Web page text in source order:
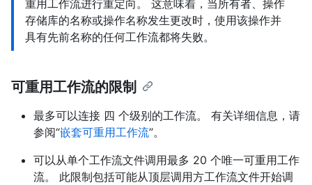
重用工作流进行重定向。 这意味着，当所有者、操作
存储库的名称或操作名称发生更改时，使用该操作并
具有先前名称的任何工作流都将失败。
可重用工作流的限制
最多可以连接 四 个级别的工作流。 有关详细信息，请
参阅“嵌套可重用工作流”。
可以从单个工作流文件调用最多 20 个唯一可重用工作
流。 此限制包括可能从顶层调用方工作流文件开始调